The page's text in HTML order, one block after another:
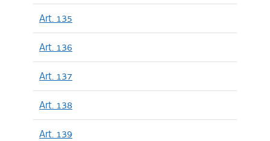
Art. 135
Art. 136
Art. 137
Art. 138
Art. 139